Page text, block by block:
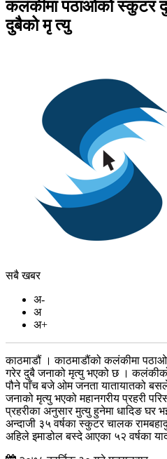
कलंकीमा पठाओको स्कुटर
दुबैको मृ त्यु
सबै खबर
अ-
अ
अ+
काठमाडौं । काठमाडौंको कलंकीमा
गरेर दुबै जनाको मृत्यु भएको छ ।
पौने पाँच बजे ओम जनता यातायातको
जनाको मृत्यु भएको महानगरीय प्रहरी
प्रहरीका अनुसार मुत्यु हुनेमा धादिङ
अन्दाजी ३५ वर्षका स्कुटर चालक
अहिले इमाडोल बस्दे आएका ५२ वर्षका